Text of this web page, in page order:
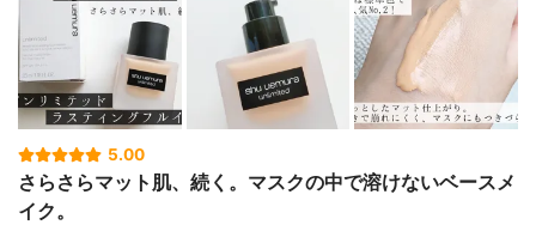
5.00
さらさらマット肌、続く。マスクの中で溶けないベースメ
イク。